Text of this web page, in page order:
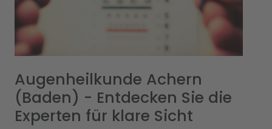
Augenheilkunde Achern
(Baden) - Entdecken Sie die
Experten für klare Sicht